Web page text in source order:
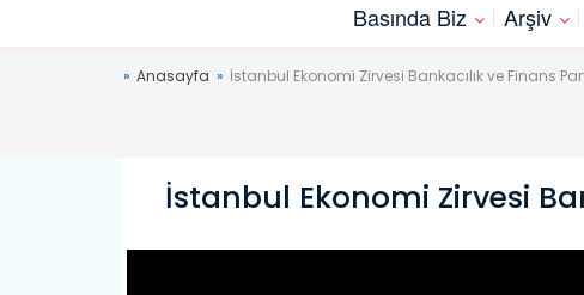
Basında Biz
Arşiv
Anasayfa İstanbul Ekonomi Zirvesi Bankacılık ve Finans
İstanbul Ekonomi Zirvesi